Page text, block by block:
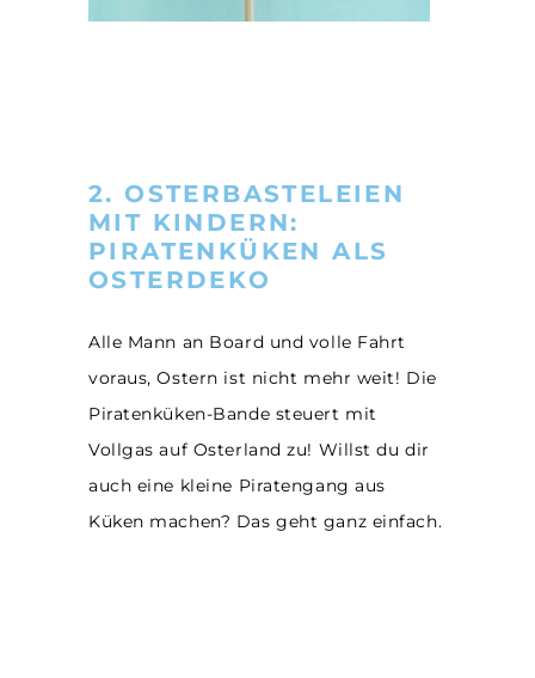
2. OSTERBASTELEIEN
MIT KINDERN:
PIRATENKÜKEN ALS
OSTERDEKO
Alle Mann an Board und volle Fahrt
voraus, Ostern ist nicht mehr weit! Die
Piratenküken-Bande steuert mit
Vollgas auf Osterland zu! Willst du dir
auch eine kleine Piratengang aus
Küken machen? Das geht ganz einfach.